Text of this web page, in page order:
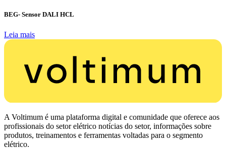
BEG- Sensor DALI HCL
Leia mais
A Voltimum é uma plataforma digital e comunidade que oferece aos
profissionais do setor elétrico notícias do setor, informações sobre
produtos, treinamentos e ferramentas voltadas para o segmento
elétrico.